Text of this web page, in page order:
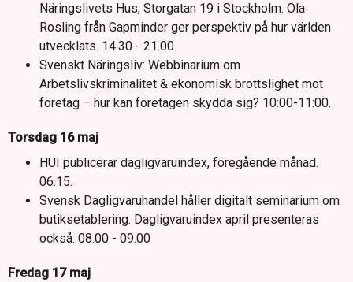
Näringslivets Hus, Storgatan 19 i Stockholm. Ola
Rosling från Gapminder ger perspektiv på hur världen
utvecklats. 14.30 - 21.00.
Svenskt Näringsliv: Webbinarium om
Arbetslivskriminalitet & ekonomisk brottslighet mot
företag – hur kan företagen skydda sig? 10:00-11:00.
Torsdag 16 maj
HUI publicerar dagligvaruindex, föregående månad.
06.15.
Svensk Dagligvaruhandel håller digitalt seminarium om
butiksetablering. Dagligvaruindex april presenteras
också. 08.00 - 09.00
Fredag 17 maj